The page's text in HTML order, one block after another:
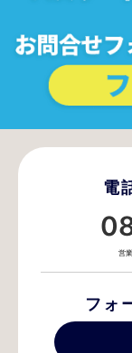
電
営
フォ